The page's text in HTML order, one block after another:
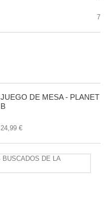
JUEGO DE MESA - PLANET
B
24,99 €